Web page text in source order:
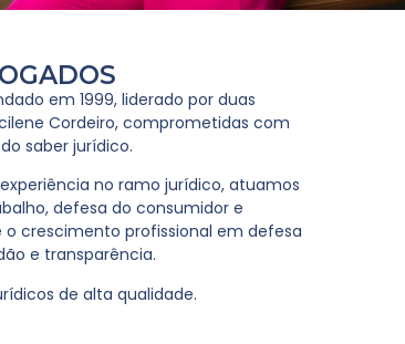
em 1999, liderado por duas
Cordeiro, comprometidas com
saber jurídico.
no ramo jurídico, atuamos
defesa do consumidor e
crescimento profissional em defesa
e transparência.
de alta qualidade.